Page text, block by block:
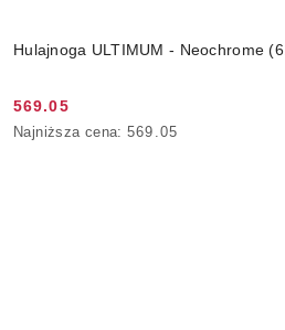
Hulajnoga ULTIMUM - Neochrome
Cena
promocyjna:
569.05
Najniższa
Najniższa cena: 569.05